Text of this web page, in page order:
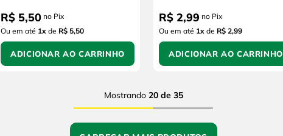
R$ 5,50 no Pix
Ou em até 1x de R$ 5,50
ADICIONAR AO CARRINHO
R$ 2,99 no Pix
Ou em até 1x de R$ 2,99
ADICIONAR AO CARRINHO
Mostrando 20 de 35